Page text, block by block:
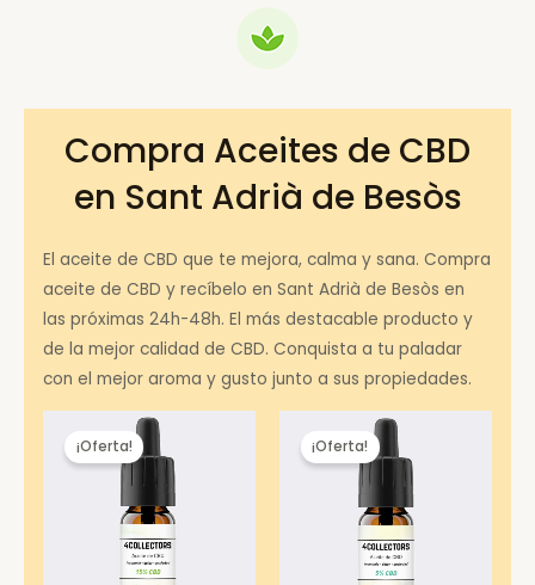
Compra Aceites de CBD
en Sant Adrià de Besòs
El aceite de CBD que te mejora, calma y sana. Compra
aceite de CBD y recíbelo en Sant Adrià de Besòs en
las próximas 24h-48h. El más destacable producto y
de la mejor calidad de CBD. Conquista a tu paladar
con el mejor aroma y gusto junto a sus propiedades.
¡Oferta! ¡Oferta!